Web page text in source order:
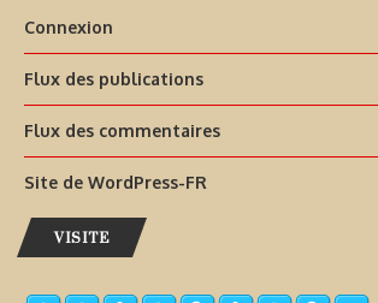
Connexion
Flux des publications
Flux des commentaires
Site de WordPress-FR
VISITE